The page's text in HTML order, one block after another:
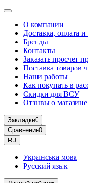
О компании
Доставка, оплата и
Бренды
Контакты
Заказать просчет
Поставка товаров
Наши работы
Как покупать в
Скидки для ВСУ
Отзывы о
Закладки0
Сравнение0
RU
Українська мова
Русский язык